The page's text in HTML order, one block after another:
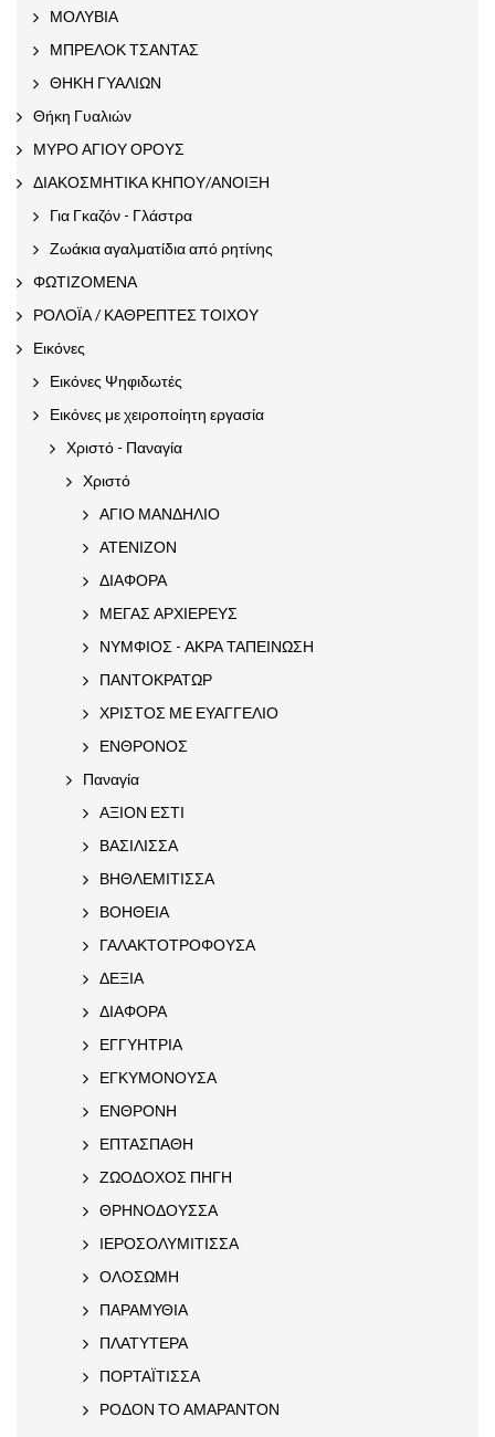
ΜΟΛΥΒΙΑ
ΜΠΡΕΛΟΚ ΤΣΑΝΤΑΣ
ΘΗΚΗ ΓΥΑΛΙΩΝ
Θήκη Γυαλιών
ΜΥΡΟ ΑΓΙΟΥ ΟΡΟΥΣ
ΔΙΑΚΟΣΜΗΤΙΚΑ ΚΗΠΟΥ/ΑΝΟΙΞΗ
Για Γκαζόν - Γλάστρα
Ζωάκια αγαλματίδια από ρητίνης
ΦΩΤΙΖΟΜΕΝΑ
ΡΟΛΟΪΑ / ΚΑΘΡΕΠΤΕΣ ΤΟΙΧΟΥ
Εικόνες
Εικόνες Ψηφιδωτές
Εικόνες με χειροποίητη εργασία
Χριστό - Παναγία
Χριστό
ΑΓΙΟ ΜΑΝΔΗΛΙΟ
ΑΤΕΝΙΖΟΝ
ΔΙΑΦΟΡΑ
ΜΕΓΑΣ ΑΡΧΙΕΡΕΥΣ
ΝΥΜΦΙΟΣ - ΑΚΡΑ ΤΑΠΕΙΝΩΣΗ
ΠΑΝΤΟΚΡΑΤΩΡ
ΧΡΙΣΤΟΣ ΜΕ ΕΥΑΓΓΕΛΙΟ
ΕΝΘΡΟΝΟΣ
Παναγία
ΑΞΙΟΝ ΕΣΤΙ
ΒΑΣΙΛΙΣΣΑ
ΒΗΘΛΕΜΙΤΙΣΣΑ
ΒΟΗΘΕΙΑ
ΓΑΛΑΚΤΟΤΡΟΦΟΥΣΑ
ΔΕΞΙΑ
ΔΙΑΦΟΡΑ
ΕΓΓΥΗΤΡΙΑ
ΕΓΚΥΜΟΝΟΥΣΑ
ΕΝΘΡΟΝΗ
ΕΠΤΑΣΠΑΘΗ
ΖΩΟΔΟΧΟΣ ΠΗΓΗ
ΘΡΗΝΟΔΟΥΣΣΑ
ΙΕΡΟΣΟΛΥΜΙΤΙΣΣΑ
ΟΛΟΣΩΜΗ
ΠΑΡΑΜΥΘΙΑ
ΠΛΑΤΥΤΕΡΑ
ΠΟΡΤΑΪΤΙΣΣΑ
ΡΟΔΟΝ ΤΟ ΑΜΑΡΑΝΤΟΝ